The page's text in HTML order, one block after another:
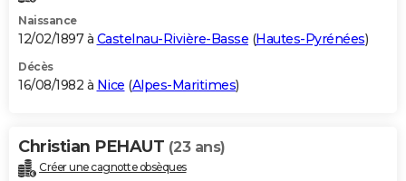
Naissance
12/02/1897 à Castelnau-Rivière-Basse (Hautes-Pyrénées)
Décès
16/08/1982 à Nice (Alpes-Maritimes)
Christian PEHAUT (23 ans)
Créer une cagnotte obsèques